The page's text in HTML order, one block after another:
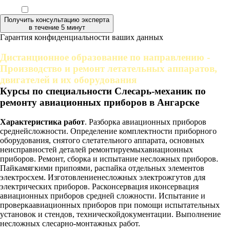
Получить консультацию эксперта
в течение 5 минут
Гарантия конфиденциальности ваших данных
Дистанционное образование по направлению -
Производство и ремонт летательных аппаратов,
двигателей и их оборудования
Курсы по специальности Слесарь-механик по
ремонту авиационных приборов в Ангарске
Характеристика работ. Разборка авиационных приборов
среднейсложности. Определение комплектности приборного
оборудования, снятого слетательного аппарата, основных
неисправностей деталей ремонтируемыхавиационных
приборов. Ремонт, сборка и испытание несложных приборов.
Пайкамягкими припоями, распайка отдельных элементов
электросхем. Изготовлениенесложных электрожгутов для
электрических приборов. Расконсервация иконсервация
авиационных приборов средней сложности. Испытание и
проверкаавиационных приборов при помощи испытательных
установок и стендов, техническойдокументации. Выполнение
несложных слесарно-монтажных работ.